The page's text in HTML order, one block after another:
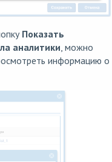
Показать
аналитики, можно
информацию о